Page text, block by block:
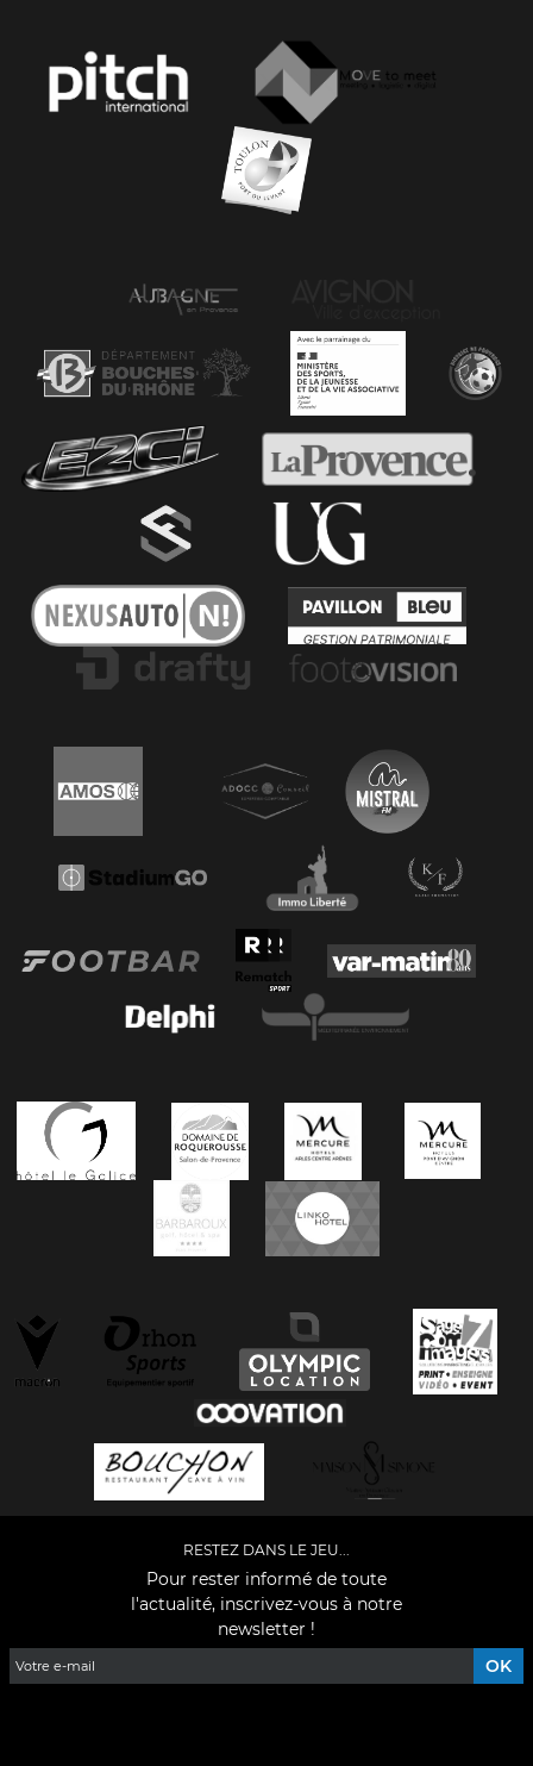
RESTEZ DANS LE JEU...
Pour rester informé de toute
l'actualité, inscrivez-vous à notre
newsletter !